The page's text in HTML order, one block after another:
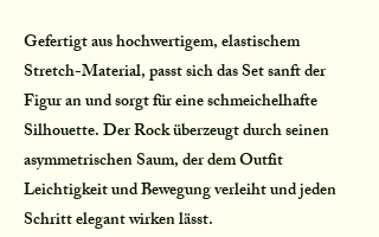
Gefertigt aus hochwertigem, elastischem
Stretch-Material, passt sich das Set sanft der
Figur an und sorgt für eine schmeichelhafte
Silhouette. Der Rock überzeugt durch seinen
asymmetrischen Saum, der dem Outfit
Leichtigkeit und Bewegung verleiht und jeden
Schritt elegant wirken lässt.